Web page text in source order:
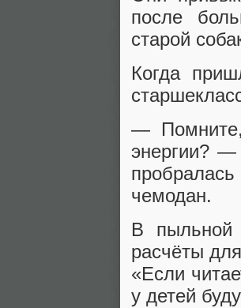
после
старой
Когда
— Помните,
энергии? —
чемодан.
В пыльной
расчёты
«Если
у детей